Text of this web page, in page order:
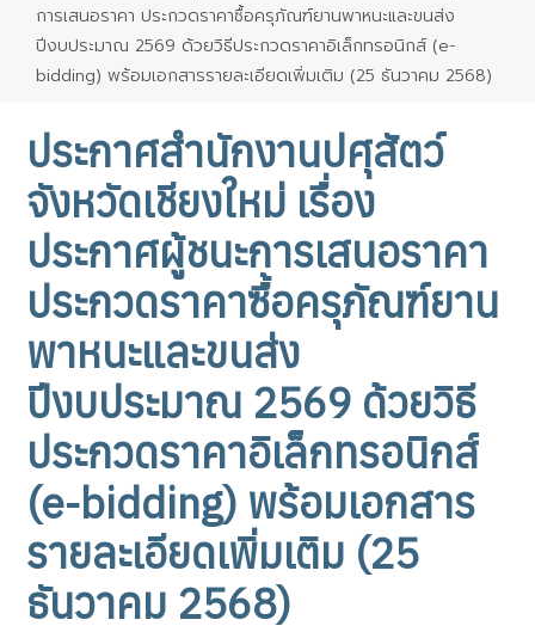
การเสนอราคา ประกวดราคาซื้อครุภัณฑ์ยานพาหนะและขนส่ง
ปีงบประมาณ 2569 ด้วยวิธีประกวดราคาอิเล็กทรอนิกส์ (e-
bidding) พร้อมเอกสารรายละเอียดเพิ่มเติม (25 ธันวาคม 2568)
ประกาศสำนักงานปศุสัตว์
จังหวัดเชียงใหม่ เรื่อง
ประกาศผู้ชนะการเสนอราคา
ประกวดราคาซื้อครุภัณฑ์ยาน
พาหนะและขนส่ง
ปีงบประมาณ 2569 ด้วยวิธี
ประกวดราคาอิเล็กทรอนิกส์
(e-bidding) พร้อมเอกสาร
รายละเอียดเพิ่มเติม (25
ธันวาคม 2568)